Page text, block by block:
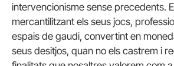
intervencionisme sense precedents.
mercantilitzant els seus jocs,
espais de gaudi, convertint en
seus desitjos, quan no els castrem i